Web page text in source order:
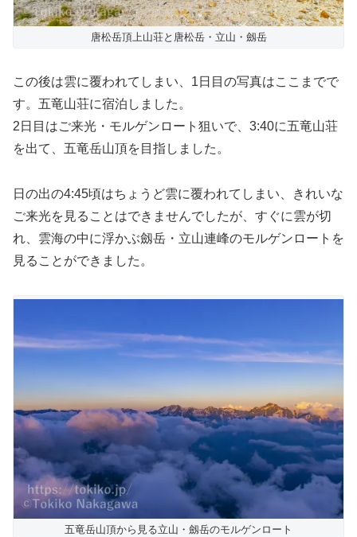
唐松岳頂上山荘と唐松岳・立山・劔岳
この後は雲に覆われてしまい、1日目の写真はここまでで
す。五竜山荘に宿泊しました。
2日目はご来光・モルゲンロート狙いで、3:40に五竜山荘
を出て、五竜岳山頂を目指しました。
日の出の4:45頃はちょうど雲に覆われてしまい、きれいな
ご来光を見ることはできませんでしたが、すぐに雲が切
れ、雲海の中に浮かぶ劔岳・立山連峰のモルゲンロートを
見ることができました。
五竜岳山頂から見る立山・劔岳のモルゲンロート